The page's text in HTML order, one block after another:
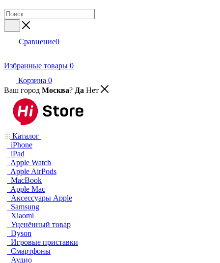
Сравнение0
Избранные товары 0
Корзина 0
Ваш город Москва? Да Нет
Каталог
iPhone
iPad
Apple Watch
Apple AirPods
MacBook
Apple Mac
Аксессуары Apple
Samsung
Xiaomi
Уценённый товар
Dyson
Игровые приставки
Смартфоны
Аудио